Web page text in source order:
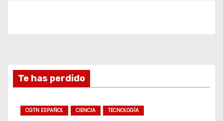
Te has perdido
CGTN ESPAÑOL CIENCIA TECNOLOGÍA